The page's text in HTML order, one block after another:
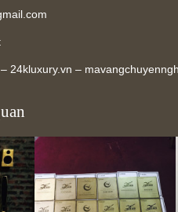
24kluxury.vn –